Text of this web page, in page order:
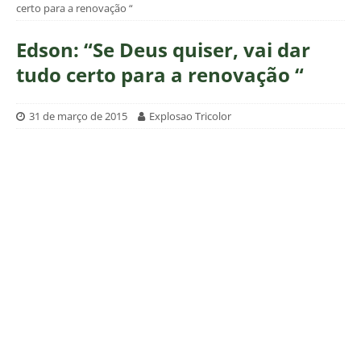
certo para a renovação “
Edson: “Se Deus quiser, vai dar
tudo certo para a renovação “
31 de março de 2015 Explosao Tricolor